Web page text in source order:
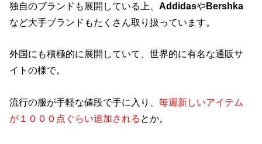
独自のブランドも展開している上、AddidasやBershka
など大手ブランドもたくさん取り扱っています。
外国にも積極的に展開していて、世界的に有名な通販サ
イトの様で。
流行の服が手軽な値段で手に入り、毎週新しいアイテム
が１０００点ぐらい追加される とか。